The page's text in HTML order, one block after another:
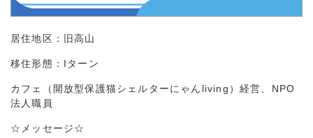
居住地区：旧高山
移住形態：Iターン
カフェ（開放型保護猫シェルターにゃんliving）経営、NPO
法人職員
☆メッセージ☆